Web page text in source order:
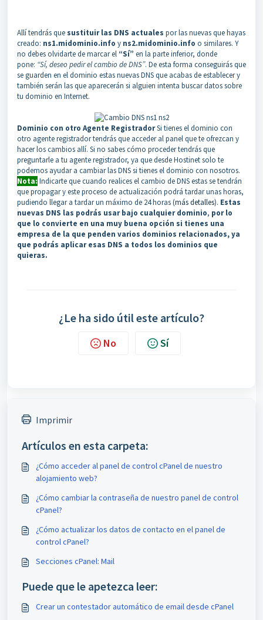
Allí tendrás que sustituir las DNS actuales por las nuevas que hayas
creado: ns1.midominio.info y ns2.midominio.info o similares. Y
no debes olvidarte de marcar el “Sí” en la parte inferior, donde
pone: “Sí, deseo pedir el cambio de DNS”. De esta forma conseguirás que
se guarden en el dominio estas nuevas DNS que acabas de establecer y
también serán las que aparecerán si alguien intenta buscar datos sobre
tu dominio en Internet.
Dominio con otro Agente RegistradorSi tienes el dominio con
otro agente registrador tendrás que acceder al panel que te ofrezcan y
hacer los cambios allí. Si no sabes cómo proceder tendrás que
preguntarle a tu agente registrador, ya que desde Hostinet solo te
podemos ayudar a cambiar las DNS si tienes el dominio con nosotros.
Nota: Indicarte que cuando realices el cambio de DNS estas se tendrán
que propagar y este proceso de actualización podrá tardar unas horas,
pudiendo llegar a tardar un máximo de 24 horas (más detalles). Estas
nuevas DNS las podrás usar bajo cualquier dominio, por lo
que lo convierte en una muy buena opción si tienes una
empresa de la que penden varios dominios relacionados, ya
que podrás aplicar esas DNS a todos los dominios que
quieras.
¿Le ha sido útil este artículo?
No Sí
Imprimir
Artículos en esta carpeta:
¿Cómo acceder al panel de control cPanel de nuestro
alojamiento web?
¿Cómo cambiar la contraseña de nuestro panel de control
cPanel?
¿Cómo actualizar los datos de contacto en el panel de
control cPanel?
Secciones cPanel: Mail
Puede que le apetezca leer:
Crear un contestador automático de email desde cPanel